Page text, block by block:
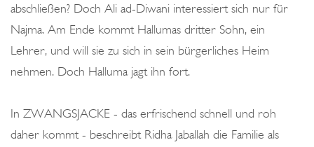
abschließen? Doch Ali ad-Diwani interessiert sich nur für
Najma. Am Ende kommt Hallumas dritter Sohn, ein
Lehrer, und will sie zu sich in sein bürgerliches Heim
nehmen. Doch Halluma jagt ihn fort.
In ZWANGSJACKE - das erfrischend schnell und roh
daher kommt - beschreibt Ridha Jaballah die Familie als